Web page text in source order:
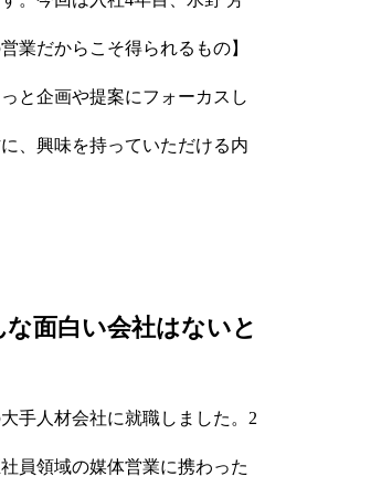
業だからこそ得られるもの】
と企画や提案にフォーカスし
、興味を持っていただける内
面白い会社はないと
手人材会社に就職しました。2
員領域の媒体営業に携わった